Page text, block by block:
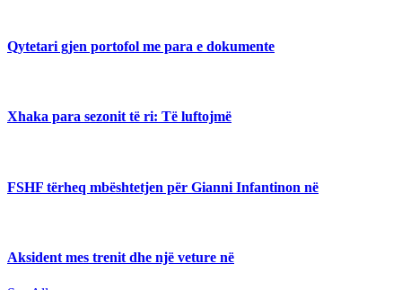
Qytetari gjen portofol me para e dokumente
Xhaka para sezonit të ri: Të luftojmë
FSHF tërheq mbështetjen për Gianni Infantinon në
Aksident mes trenit dhe një veture në